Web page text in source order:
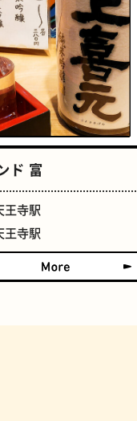
アーケード
ド 富
王寺駅
王寺駅